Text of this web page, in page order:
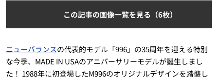
この記事の画像一覧を見る（6枚）
ニューバランスの代表的モデル「996」の35周年を迎える特別
な今季、MADE IN USAのアニバーサリーモデルが誕生しまし
た！ 1988年に初登場したM996のオリジナルデザインを踏襲し